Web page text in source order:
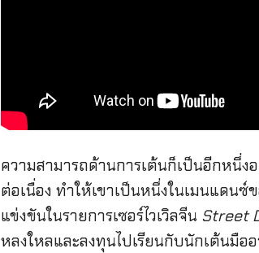
ความสามารถด้านการเต้นก็เป็นอีกหนึ่
ต่อเนื่อง ทำให้เขาเป็นหนึ่งในเมนแดนซ์
แข่งขันในรายการเซอร์ไวเวิลจีน Street
หลงใหลและลงทุนไปเรียนกับนักเต้นมือ